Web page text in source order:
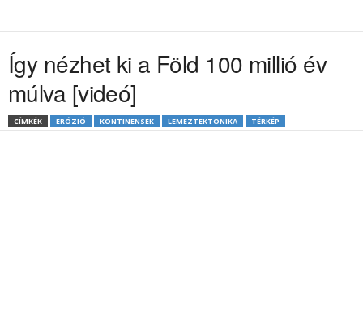
Így nézhet ki a Föld 100 millió év
múlva [videó]
CÍMKÉK ERÓZIÓ KONTINENSEK LEMEZTEKTONIKA TÉRKÉP